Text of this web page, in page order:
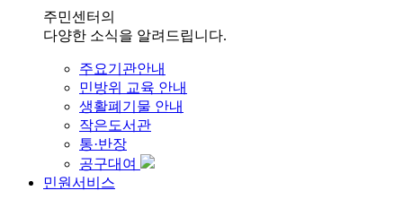
주민센터의
다양한 소식을 알려드립니다.
주요기관안내
민방위 교육 안내
생활폐기물 안내
작은도서관
통·반장
공구대여
민원서비스